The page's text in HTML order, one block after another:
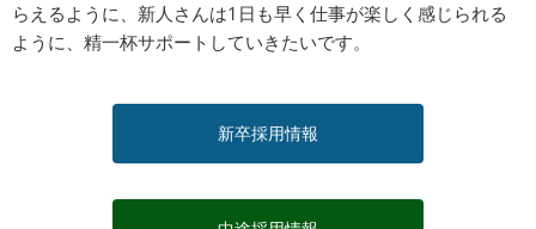
らえるように、新人さんは1日も早く仕事が楽しく感じられる
ように、精一杯サポートしていきたいです。
新卒採用情報